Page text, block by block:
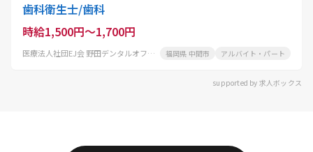
歯科衛生士/歯科
時給1,500円～1,700円
医療法人社団EJ会 野田デンタルオフィス 福岡県 中間市 アルバイト・パート
supported by 求人ボックス